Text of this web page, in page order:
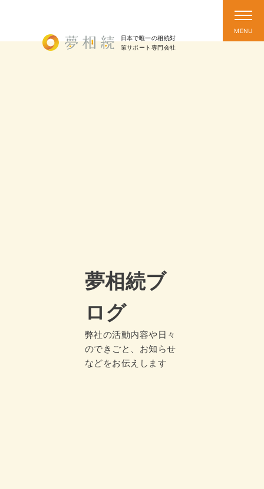
日本で唯一の相続対
策サポート 専門会社
夢相続ブ
ログ
弊社の活動内容や日々
のできごと、お知らせ
などをお伝えします